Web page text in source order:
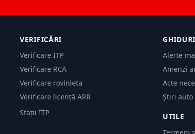
VERIFICĂRI
Verificare ITP
Verificare RCA
Verificare rovinieta
Verificare licență ARR
Stații ITP
Alerte
Amenzi
Acte
Știri auto
UTILE